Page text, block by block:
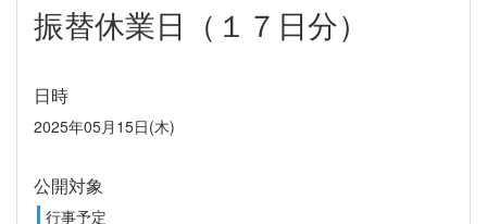
振替休業日（１７日分）
日時
2025年05月15日(木)
公開対象
行事予定